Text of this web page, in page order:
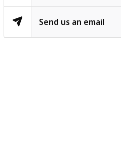
Send us an email